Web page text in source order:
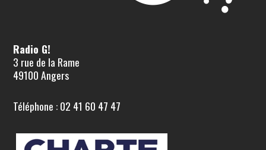
Radio G!
3 rue de la Rame
49100 Angers
Téléphone : 02 41 60 47 47